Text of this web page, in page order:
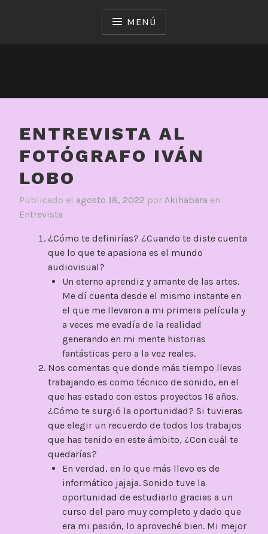
MENÚ
ENTREVISTA AL
FOTÓGRAFO IVÁN
LOBO
Publicado el agosto 18, 2022 por Akihabara en
Entrevista
¿Cómo te definirías? ¿Cuando te diste cuenta
que lo que te apasiona es el mundo
audiovisual?
Un eterno aprendiz y amante de las artes.
Me dí cuenta desde el mismo instante en
el que me llevaron a mi primera película y
a veces me evadía de la realidad
generando en mi mente historias
fantásticas pero a la vez reales.
Nos comentas que donde más tiempo llevas
trabajando es como técnico de sonido, en el
que has estado con estos proyectos 16 años.
¿Cómo te surgió la oportunidad? Si tuvieras
que elegir un recuerdo de todos los trabajos
que has tenido en este ámbito, ¿Con cuál te
quedarías?
En verdad, en lo que más llevo es de
informático jajaja. Sonido tuve la
oportunidad de estudiarlo gracias a un
curso del paro muy completo y dado que
era mi pasión, lo aproveché bien. Mi mejor